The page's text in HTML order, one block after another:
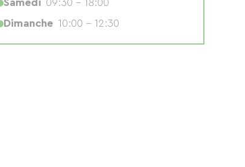
Samedi 09:30 - 18:00
Dimanche 10:00 - 12:30